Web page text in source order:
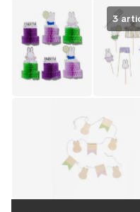
3